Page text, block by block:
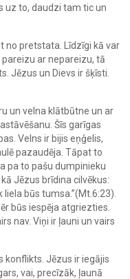
uz to, daudzi tam tic un
no pretstata. Līdzīgi kā var
ar nepareizu, tā
Jēzus un Dievs ir šķīsti.
un velna klātbūtne un ar
Šīs garīgas
Velns ir bijis eņģelis,
pazaudēja. Tāpat to
pa to pašu dumpinieku
Jēzus brīdina cilvēkus:
būs tumsa.”(Mt.6:23).
būs iespēja atgriezties.
nav. Viņi ir ļauni un vairs
konflikts. Jēzus ir iegājis
vai, precīzāk, ļaunā